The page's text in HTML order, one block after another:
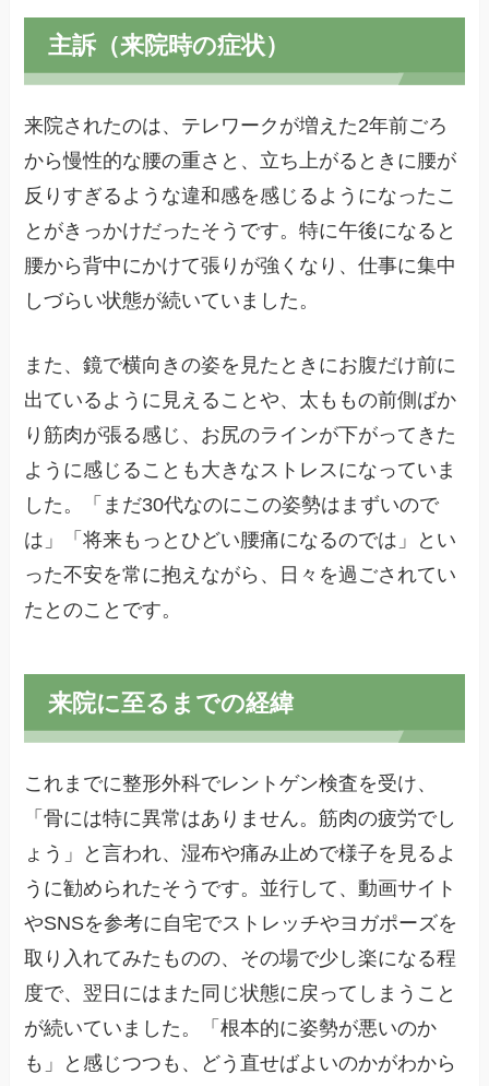
主訴（来院時の症状）
来院されたのは、テレワークが増えた2年前ごろ
から慢性的な腰の重さと、立ち上がるときに腰が
反りすぎるような違和感を感じるようになったこ
とがきっかけだったそうです。特に午後になると
腰から背中にかけて張りが強くなり、仕事に集中
しづらい状態が続いていました。
また、鏡で横向きの姿を見たときにお腹だけ前に
出ているように見えることや、太ももの前側ばか
り筋肉が張る感じ、お尻のラインが下がってきた
ように感じることも大きなストレスになっていま
した。「まだ30代なのにこの姿勢はまずいので
は」「将来もっとひどい腰痛になるのでは」とい
った不安を常に抱えながら、日々を過ごされてい
たとのことです。
来院に至るまでの経緯
これまでに整形外科でレントゲン検査を受け、
「骨には特に異常はありません。筋肉の疲労でし
ょう」と言われ、湿布や痛み止めで様子を見るよ
うに勧められたそうです。並行して、動画サイト
やSNSを参考に自宅でストレッチやヨガポーズを
取り入れてみたものの、その場で少し楽になる程
度で、翌日にはまた同じ状態に戻ってしまうこと
が続いていました。「根本的に姿勢が悪いのか
も」と感じつつも、どう直せばよいのかがわから